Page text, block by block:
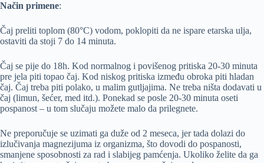
Način primene:
Čaj preliti toplom (80°C) vodom, poklopiti da ne ispare etarska ulja,
ostaviti da stoji 7 do 14 minuta.
Čaj se pije do 18h. Kod normalnog i povišenog pritiska 20-30 minuta
pre jela piti topao čaj. Kod niskog pritiska između obroka piti hladan
čaj. Čaj treba piti polako, u malim gutljajima. Ne treba ništa dodavati u
čaj (limun, šećer, med itd.). Ponekad se posle 20-30 minuta oseti
pospanost – u tom slučaju možete malo da prilegnete.
Ne preporučuje se uzimati ga duže od 2 meseca, jer tada dolazi do
izlučivanja magnezijuma iz organizma, što dovodi do pospanosti,
smanjene sposobnosti za rad i slabijeg pamćenja. Ukoliko želite da ga